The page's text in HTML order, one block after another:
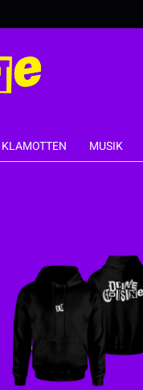
KLAMOTTEN MUSIK